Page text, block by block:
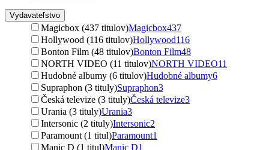
Vydavateľstvo
Magicbox (437 titulov)Magicbox437
Hollywood (116 titulov)Hollywood116
Bonton Film (48 titulov)Bonton Film48
NORTH VIDEO (11 titulov)NORTH VIDEO11
Hudobné albumy (6 titulov)Hudobné albumy6
Supraphon (3 tituly)Supraphon3
Česká televize (3 tituly)Česká televize3
Urania (3 tituly)Urania3
Intersonic (2 tituly)Intersonic2
Paramount (1 titul)Paramount1
Manic D (1 titul)Manic D1